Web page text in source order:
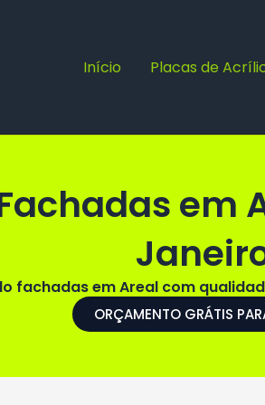
Início Placas de
em
fachadas em Areal com
ORÇAMENTO GRÁTIS